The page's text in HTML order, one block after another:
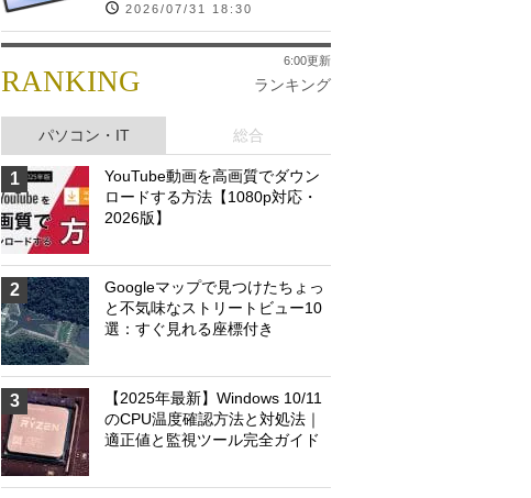
2026/07/31 18:30
RANKING ランキング
6:00更新
パソコン・IT 総合
1
YouTube動画を高画質でダウン
ロードする方法【1080p対応・
2026版】
2
Googleマップで見つけたちょっ
と不気味なストリートビュー10
選：すぐ見れる座標付き
3
【2025年最新】Windows 10/11
のCPU温度確認方法と対処法｜
適正値と監視ツール完全ガイド